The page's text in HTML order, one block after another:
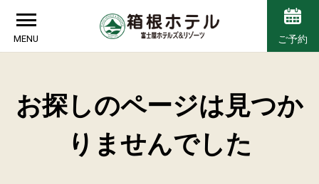
MENU ご予約
お探しのページは見つか
りませんでした